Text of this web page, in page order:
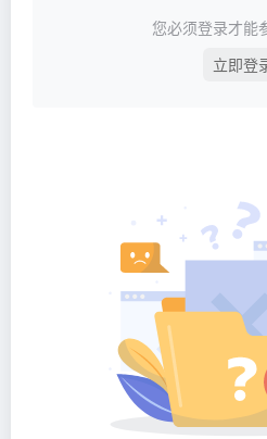
您必须登录才能
立即登